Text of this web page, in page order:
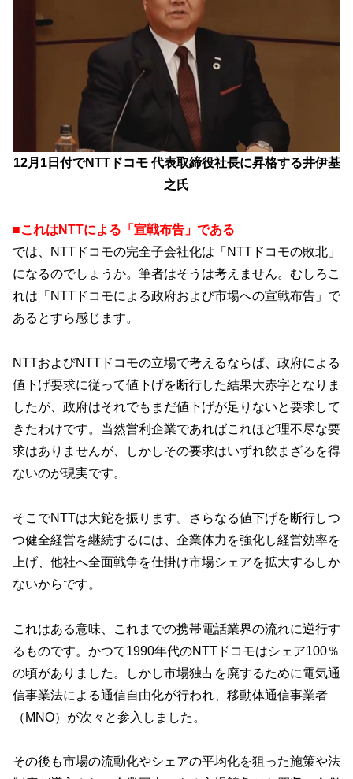
12月1日付でNTTドコモ 代表取締役社長に昇格する井伊基
之氏
■これはNTTによる「宣戦布告」である
では、NTTドコモの完全子会社化は「NTTドコモの敗北」
になるのでしょうか。筆者はそうは考えません。むしろこ
れは「NTTドコモによる政府および市場への宣戦布告」で
あるとすら感じます。
NTTおよびNTTドコモの立場で考えるならば、政府による
値下げ要求に従って値下げを断行した結果大赤字となりま
したが、政府はそれでもまだ値下げが足りないと要求して
きたわけです。当然営利企業であればこれほど理不尽な要
求はありませんが、しかしその要求はいずれ飲まざるを得
ないのが現実です。
そこでNTTは大鉈を振ります。さらなる値下げを断行しつ
つ健全経営を継続するには、企業体力を強化し経営効率を
上げ、他社へ全面戦争を仕掛け市場シェアを拡大するしか
ないからです。
これはある意味、これまでの携帯電話業界の流れに逆行す
るものです。かつて1990年代のNTTドコモはシェア100％
の頃がありました。しかし市場独占を廃するために電気通
信事業法による通信自由化が行われ、移動体通信事業者
（MNO）が次々と参入しました。
その後も市場の流動化やシェアの平均化を狙った施策や法